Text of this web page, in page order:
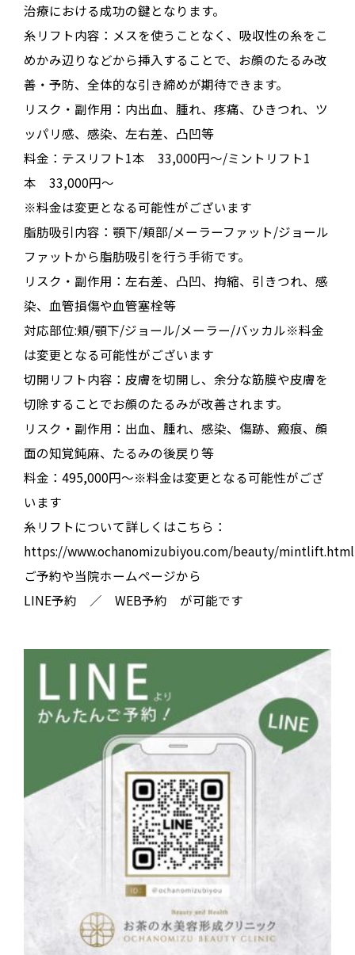
治療における成功の鍵となります。
糸リフト内容： メスを使うことなく、吸収性の糸をこ
めかみ辺りなどから挿入することで、お顔のたるみ改
善・予防、全体的な引き締めが期待できます。
リスク・副作用： 内出血、腫れ、疼痛、ひきつれ、ツ
ッパリ感、感染、左右差、凸凹等
料金：テスリフト1本 33,000円～/ミントリフト1
本 33,000円～
※料金は変更となる可能性がございます
脂肪吸引内容： 顎下/頬部/メーラーファット/ジョール
ファットから脂肪吸引を行う手術です。
リスク・副作用： 左右差、凸凹、拘縮、引きつれ、感
染、血管損傷や血管塞栓等
対応部位:頬/顎下/ジョール/メーラー/バッカル※料金
は変更となる可能性がございます
切開リフト内容： 皮膚を切開し、余分な筋膜や皮膚を
切除することでお顔のたるみが改善されます。
リスク・副作用： 出血、腫れ、感染、傷跡、瘢痕、顔
面の知覚鈍麻、たるみの後戻り等
料金：495,000円～※料金は変更となる可能性がござ
います
糸リフトについて詳しくはこちら：
https://www.ochanomizubiyou.com/beauty/mintlift.html
ご予約や当院ホームページから
LINE予約 ／ WEB予約 が可能です